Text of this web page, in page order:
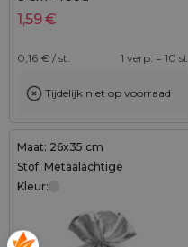
1,59€
0,16 € / st. 1 verp. = 10 st.
Tijdelijk niet op voorraad
Maat: 26x35 cm
Stof: Metaalachtige
Kleur: